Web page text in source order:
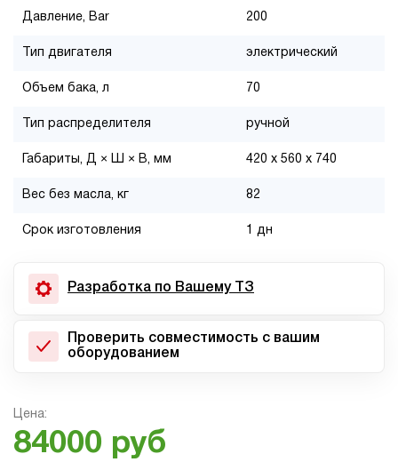
Давление, Bar 200
Тип двигателя электрический
Объем бака, л 70
Тип распределителя ручной
Габариты, Д × Ш × В, мм 420 x 560 x 740
Вес без масла, кг 82
Срок изготовления 1 дн
Разработка по Вашему ТЗ
Проверить совместимость с вашим
оборудованием
Цена:
84000 руб